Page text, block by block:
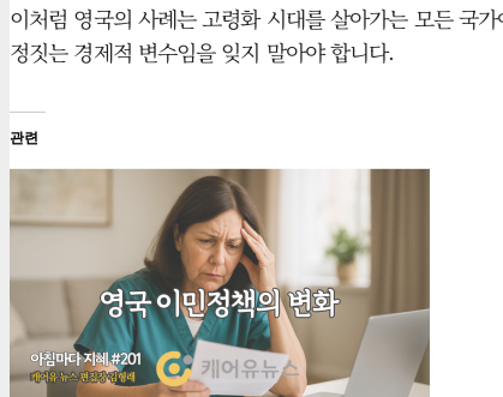
이처럼 영국의 사례는 고령화 시대를 살아가는 모든 국
정짓는 경제적 변수임을 잊지 말아야 합니다.
관련